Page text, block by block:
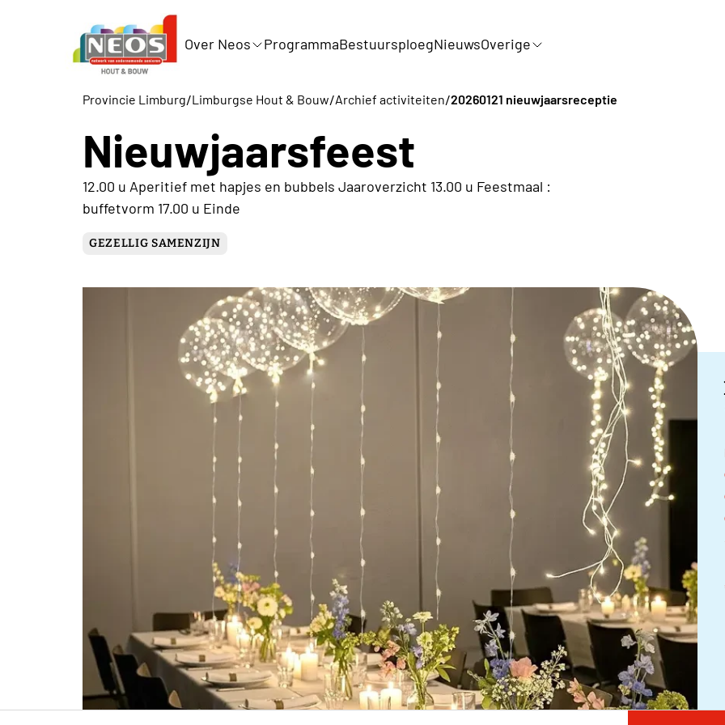
Over Neos ProgrammaBestuursploegNieuwsOverige
Provincie Limburg/Limburgse Hout & Bouw/Archief activiteiten/20260121 nieuwjaarsreceptie
Nieuwjaarsfeest
12.00 u Aperitief met hapjes en bubbels Jaaroverzicht 13.00 u Feestmaal :
buffetvorm 17.00 u Einde
GEZELLIG SAMENZIJN